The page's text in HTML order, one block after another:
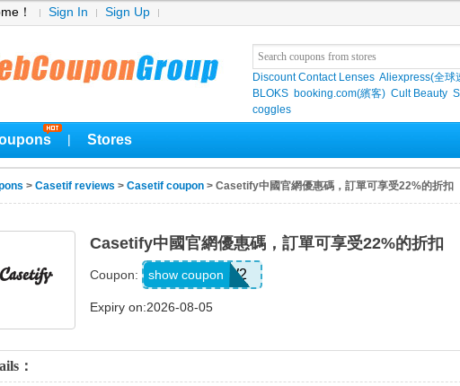
！ Sign In Sign Up
Discount Contact Lenses Aliexpress(全球
BLOKS booking.com(繽客) Cult Beauty
coggles
Stores
> Casetif reviews > Casetif coupon > Casetify中國官網優惠碼，訂單可享受22%的折扣
Casetify中國官網優惠碼，訂單可享受22%的折扣
Coupon: MUM26EW2
show coupon
Expiry on:2026-08-05
：